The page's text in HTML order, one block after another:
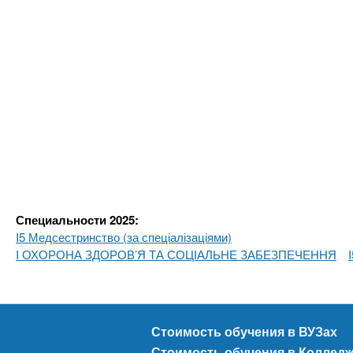
Специальности 2025:
I5 Медсестринство (за спеціалізаціями)
I ОХОРОНА ЗДОРОВ’Я ТА СОЦІАЛЬНЕ ЗАБЕЗПЕЧЕННЯ
Стоимость обучения в ВУЗах